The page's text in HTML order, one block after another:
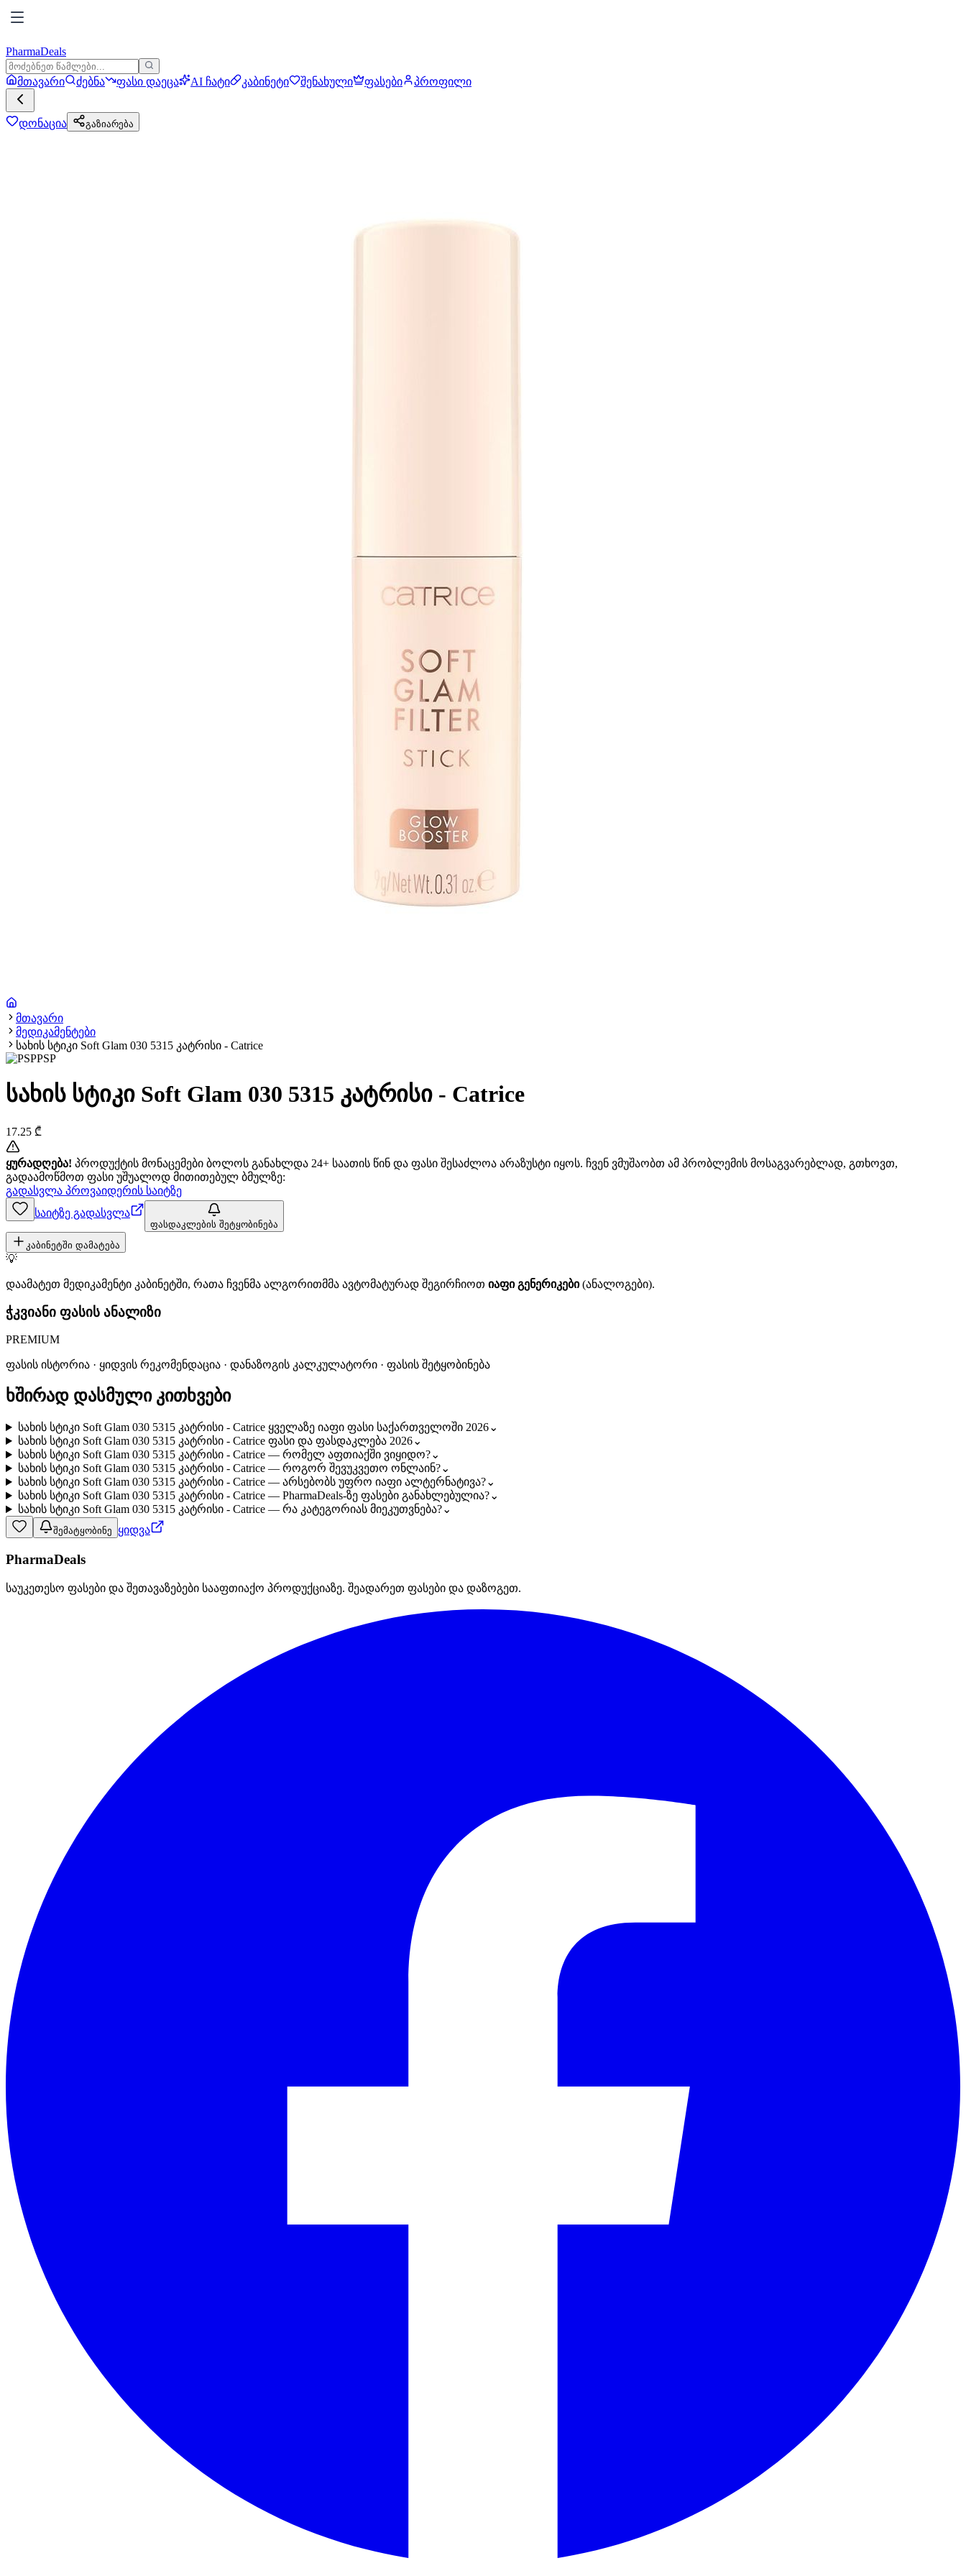
PharmaDeals
მთავარი ძებნა ფასი დაეცა AI ჩატი კაბინეტი შენახული ფასები პროფილი
დონაცია გაზიარება
მთავარი
მედიკამენტები
სახის სტიკი Soft Glam 030 5315 კატრისი - Catrice
PSP
სახის სტიკი Soft Glam 030 5315 კატრისი - Catrice
17.25 ₾
ყურადღება! პროდუქტის მონაცემები ბოლოს განახლდა 24+ საათის წინ და ფასი შესაძლოა არაზუსტი იყოს. ჩვენ ვმუშაობთ ამ პრობლემის მოსაგვარებლად, გთხოვთ,
გადაამოწმოთ ფასი უშუალოდ მითითებულ ბმულზე:
გადასვლა პროვაიდერის საიტზე
საიტზე გადასვლა
ფასდაკლების შეტყობინება
კაბინეტში დამატება
💡
დაამატეთ მედიკამენტი კაბინეტში, რათა ჩვენმა ალგორითმმა ავტომატურად შეგირჩიოთ იაფი გენერიკები(ანალოგები).
ჭკვიანი ფასის ანალიზი
PREMIUM
ფასის ისტორია · ყიდვის რეკომენდაცია · დანაზოგის კალკულატორი · ფასის შეტყობინება
ხშირად დასმული კითხვები
სახის სტიკი Soft Glam 030 5315 კატრისი - Catrice ყველაზე იაფი ფასი საქართველოში 2026⌄
სახის სტიკი Soft Glam 030 5315 კატრისი - Catrice ფასი და ფასდაკლება 2026⌄
სახის სტიკი Soft Glam 030 5315 კატრისი - Catrice — რომელ აფთიაქში ვიყიდო?⌄
სახის სტიკი Soft Glam 030 5315 კატრისი - Catrice — როგორ შევუკვეთო ონლაინ?⌄
სახის სტიკი Soft Glam 030 5315 კატრისი - Catrice — არსებობს უფრო იაფი ალტერნატივა?⌄
სახის სტიკი Soft Glam 030 5315 კატრისი - Catrice — PharmaDeals-ზე ფასები განახლებულია?⌄
სახის სტიკი Soft Glam 030 5315 კატრისი - Catrice — რა კატეგორიას მიეკუთვნება?⌄
შემატყობინე ყიდვა
PharmaDeals
საუკეთესო ფასები და შეთავაზებები სააფთიაქო პროდუქციაზე. შეადარეთ ფასები და დაზოგეთ.